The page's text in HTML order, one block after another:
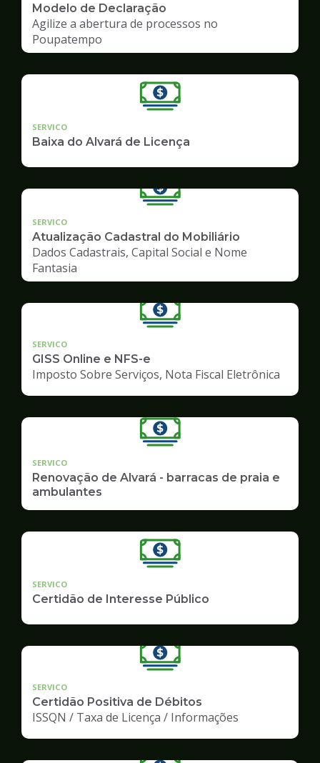
Modelo de Declaração
Agilize a abertura de processos no
Poupatempo
SERVICO
Baixa do Alvará de Licença
SERVICO
Atualização Cadastral do Mobiliário
Dados Cadastrais, Capital Social e Nome
Fantasia
SERVICO
GISS Online e NFS-e
Imposto Sobre Serviços, Nota Fiscal Eletrônica
SERVICO
Renovação de Alvará - barracas de praia e
ambulantes
SERVICO
Certidão de Interesse Público
SERVICO
Certidão Positiva de Débitos
ISSQN / Taxa de Licença / Informações